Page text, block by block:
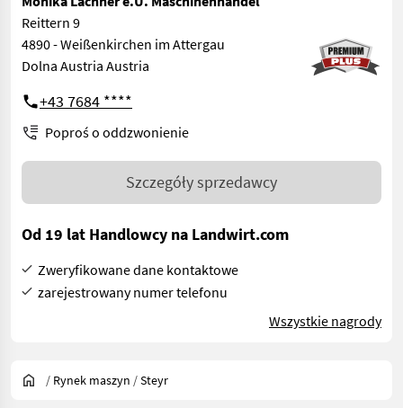
Reittern 9
4890 - Weißenkirchen im Attergau
Dolna Austria Austria
+43 7684 ****
Poproś o oddzwonienie
Szczegóły sprzedawcy
Od 19 lat Handlowcy na Landwirt.com
Zweryfikowane dane kontaktowe
zarejestrowany numer telefonu
Wszystkie nagrody
/ Rynek maszyn /Steyr